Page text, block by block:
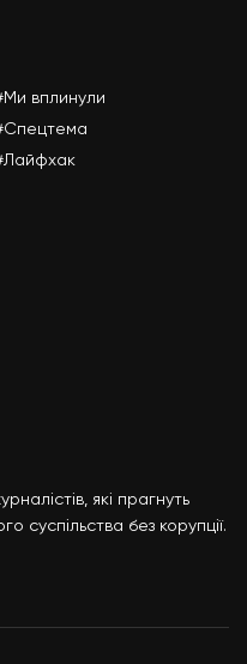
вплинули
які прагнуть
суспільства без корупції.